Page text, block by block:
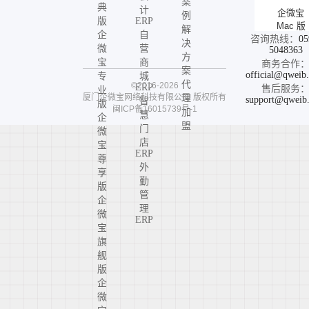
典
版
企
微
宝
专
业
版
企
微
宝
尊
享
版
企
微
宝
旗
舰
版
企
微
计
ERP
自
营
商
城
ERP
智
慧
门
店
ERP
外
勤
管
理
ERP
例
解
决
方
案
代
理
加
盟
企微宝
Mac 版
咨询热线：
5048363
商务合作：
售后服务：
©2016-2026
厦门企微宝网络科技有限公司 版权所有
闽ICP备16015739号-1